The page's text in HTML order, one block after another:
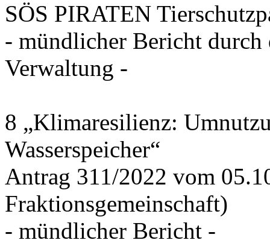
SÖS PIRATEN
- mündlicher Bericht
Verwaltung -
8 „Klimaresilienz:
Wasserspeicher“
Antrag 311/2022 vom
Fraktionsgemeinschaft)
- mündlicher Bericht -